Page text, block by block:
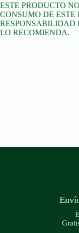
ESTE PRODUCTO
CONSUMO DE ESTE
RESPONSABILIDAD
LO RECOMIENDA.